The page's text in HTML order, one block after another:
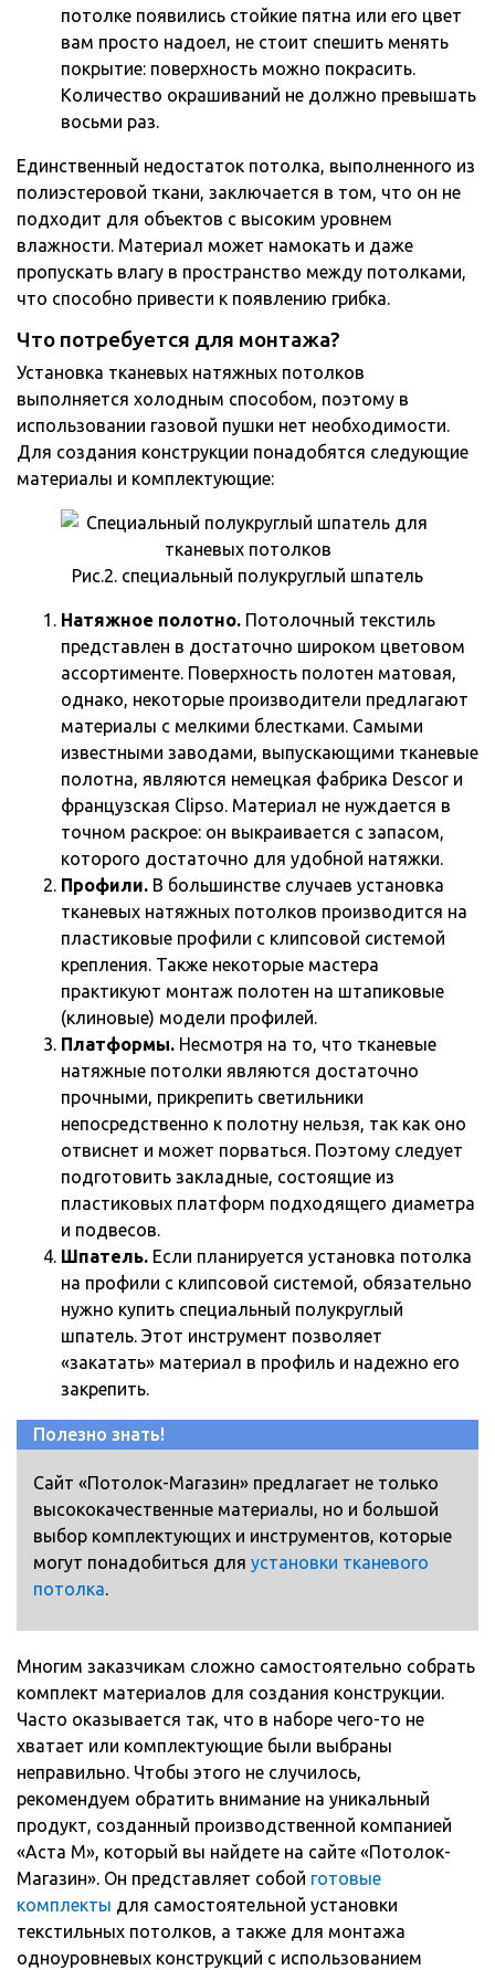
потолке появились стойкие пятна или его цвет
вам просто надоел, не стоит спешить менять
покрытие: поверхность можно покрасить.
Количество окрашиваний не должно превышать
восьми раз.
Единственный недостаток потолка, выполненного из
полиэстеровой ткани, заключается в том, что он не
подходит для объектов с высоким уровнем
влажности. Материал может намокать и даже
пропускать влагу в пространство между потолками,
что способно привести к появлению грибка.
Что потребуется для монтажа?
Установка тканевых натяжных потолков
выполняется холодным способом, поэтому в
использовании газовой пушки нет необходимости.
Для создания конструкции понадобятся следующие
материалы и комплектующие:
Рис.2. специальный полукруглый шпатель
Натяжное полотно. Потолочный текстиль
представлен в достаточно широком цветовом
ассортименте. Поверхность полотен матовая,
однако, некоторые производители предлагают
материалы с мелкими блестками. Самыми
известными заводами, выпускающими тканевые
полотна, являются немецкая фабрика Descor и
французская Clipso. Материал не нуждается в
точном раскрое: он выкраивается с запасом,
которого достаточно для удобной натяжки.
Профили. В большинстве случаев установка
тканевых натяжных потолков производится на
пластиковые профили с клипсовой системой
крепления. Также некоторые мастера
практикуют монтаж полотен на штапиковые
(клиновые) модели профилей.
Платформы. Несмотря на то, что тканевые
натяжные потолки являются достаточно
прочными, прикрепить светильники
непосредственно к полотну нельзя, так как оно
отвиснет и может порваться. Поэтому следует
подготовить закладные, состоящие из
пластиковых платформ подходящего диаметра
и подвесов.
Шпатель. Если планируется установка потолка
на профили с клипсовой системой, обязательно
нужно купить специальный полукруглый
шпатель. Этот инструмент позволяет
«закатать» материал в профиль и надежно его
закрепить.
Полезно знать!
Сайт «Потолок-Магазин» предлагает не только
высококачественные материалы, но и большой
выбор комплектующих и инструментов, которые
могут понадобиться для установки тканевого
потолка.
Многим заказчикам сложно самостоятельно собрать
комплект материалов для создания конструкции.
Часто оказывается так, что в наборе чего-то не
хватает или комплектующие были выбраны
неправильно. Чтобы этого не случилось,
рекомендуем обратить внимание на уникальный
продукт, созданный производственной компанией
«Аста М», который вы найдете на сайте «Потолок-
Магазин». Он представляет собой готовые
комплекты для самостоятельной установки
текстильных потолков, а также для монтажа
одноуровневых конструкций с использованием